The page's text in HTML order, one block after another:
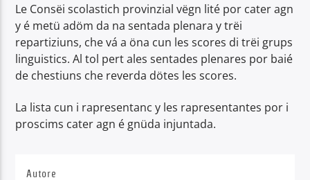
Le Consëi scolastich provinzial vëgn lité por cater agn
y é metü adöm da na sentada plenara y trëi
repartiziuns, che vá a öna cun les scores di trëi grups
linguistics. Al tol pert ales sentades plenares por baié
de chestiuns che reverda dötes les scores.
La lista cun i rapresentanc y les rapresentantes por i
proscims cater agn é gnüda injuntada.
Autore